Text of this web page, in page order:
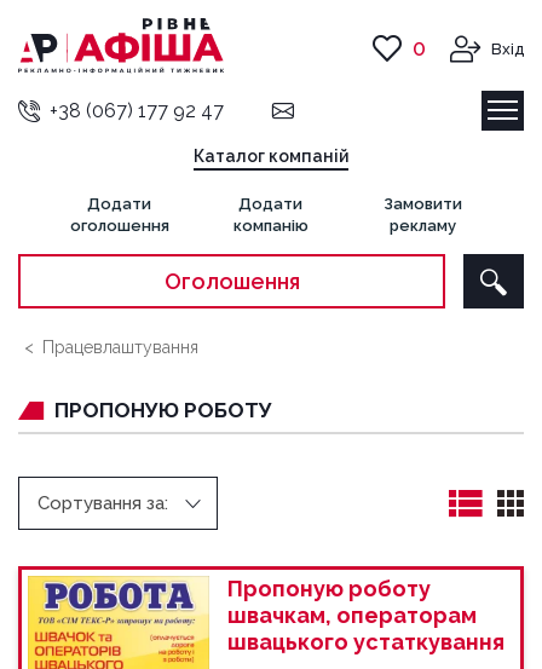
+38 (067) 177 92 47
Каталог компаній
Додати
оголошення
Додати
компанію
Замовити
рекламу
Оголошення
0 Вхід
Працевлаштування
ПРОПОНУЮ РОБОТУ
Сортування за:
Пропоную роботу
швачкам, операторам
швацького устаткування